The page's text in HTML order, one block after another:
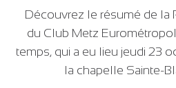
Découvrez le résumé de la
du Club Metz
temps, qui a eu lieu jeudi 23
la chapelle Sainte-